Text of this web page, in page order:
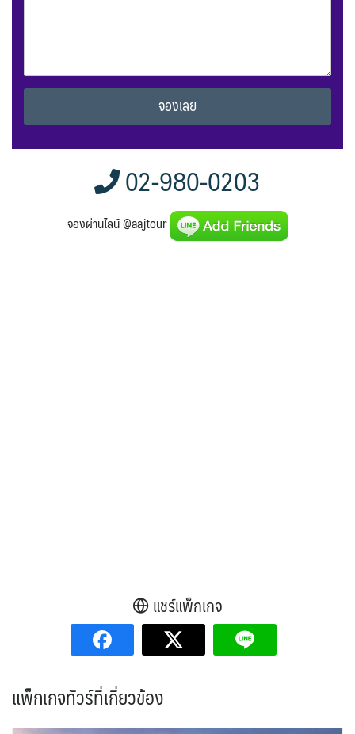
Alternative:
02-980-0203
จองผ่านไลน์ @aajtour
แชร์แพ็กเกจ
แพ็กเกจทัวร์ที่เกี่ยวข้อง